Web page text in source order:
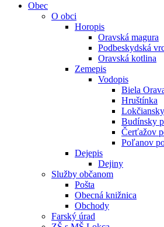
Obec
O obci
Horopis
Oravská magura
Podbeskydská
Oravská kotlina
Zemepis
Vodopis
Biela
Hruštínka
Budínsky
Čerťažov
Poľanov
Dejepis
Dejiny
Služby občanom
Pošta
Obecná knižnica
Obchody
Farský úrad